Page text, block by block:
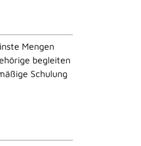
Mengen
begleiten
Schulung